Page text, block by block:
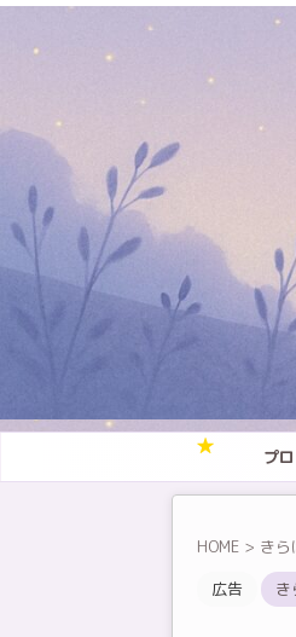
プ
HOME > きら
広告
き